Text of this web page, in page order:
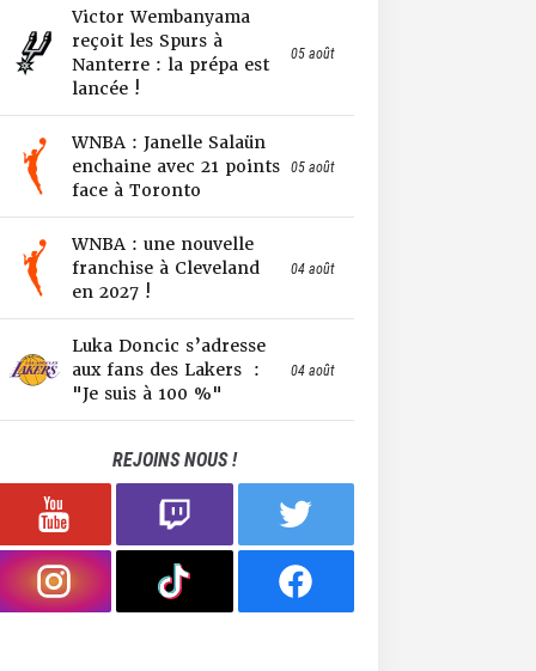
Victor Wembanyama
reçoit les Spurs à
Nanterre : la prépa est
lancée !
05 août
WNBA : Janelle Salaün
enchaine avec 21 points
face à Toronto
05 août
WNBA : une nouvelle
franchise à Cleveland
en 2027 !
04 août
Luka Doncic s’adresse
aux fans des Lakers :
"Je suis à 100 %"
04 août
REJOINS NOUS !